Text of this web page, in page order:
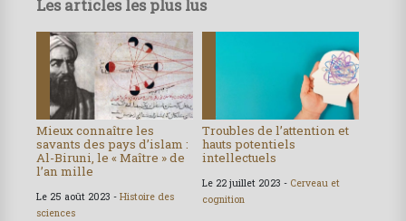
Les articles les plus lus
Mieux connaître les
savants des pays d’islam :
Al-Biruni, le « Maître » de
l’an mille
Le 25 août 2023 - Histoire des
sciences
Troubles de l’attention et
hauts potentiels
intellectuels
Le 22 juillet 2023 - Cerveau et
cognition